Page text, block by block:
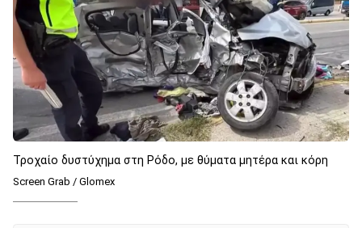
Τροχαίο δυστύχημα στη Ρόδο, με θύματα μητέρα και κόρη
Screen Grab / Glomex